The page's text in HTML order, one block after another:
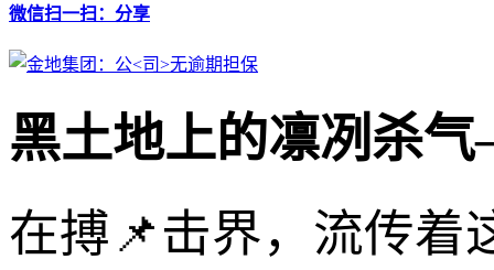
微信扫一扫：分享
黑土地上的凛冽杀
在搏📌击界，流传着